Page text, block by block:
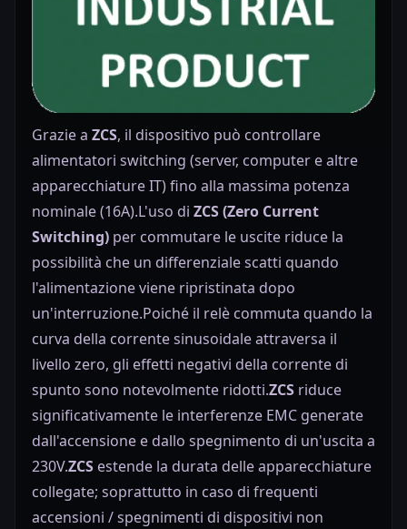
Grazie a ZCS, il dispositivo può controllare
alimentatori switching (server, computer e altre
apparecchiature IT) fino alla massima potenza
nominale (16A).L'uso di ZCS (Zero Current
Switching) per commutare le uscite riduce la
possibilità che un differenziale scatti quando
l'alimentazione viene ripristinata dopo
un'interruzione.Poiché il relè commuta quando la
curva della corrente sinusoidale attraversa il
livello zero, gli effetti negativi della corrente di
spunto sono notevolmente ridotti.ZCS riduce
significativamente le interferenze EMC generate
dall'accensione e dallo spegnimento di un'uscita a
230V.ZCS estende la durata delle apparecchiature
collegate; soprattutto in caso di frequenti
accensioni / spegnimenti di dispositivi non